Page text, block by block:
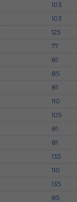
103
103
125
77
81
85
81
110
105
81
81
135
110
135
85